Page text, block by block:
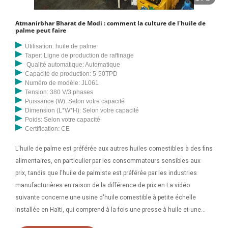
Caractéristiques automatiques de la machine de remplissage d'huile
polie miroir pour un nettoyage et une hygiène faciles 2 un mécanisme
Adopter des composants de renommée mondiale 4 Raffinerie d'huile
comestible à faible bruit, efficace et de haute précision. La raffinerie
d'huile comestible de Tinytech est un chef-d'œuvre pour les huiles et
les huiles. Les graisses. Nous développons des systèmes de
raffinage économiques de conception unique, adaptés et adaptables
à la majorité des masses par rapport à ces systèmes géants et
adaptables. les plus complexes. Plantes Tinytech. N° Gare de
07274, +91 92276 06264
Atmanirbhar Bharat de Modi : comment la culture de l'huile de
palme peut faire
Utilisation: huile de palme
Taper: Ligne de production de raffinage
Qualité automatique: Automatique
Capacité de production: 5-50TPD
Numéro de modèle: JL061
Tension: 380 V/3 phases
Puissance (W): Selon votre capacité
Dimension (L*W*H): Selon votre capacité
Poids: Selon votre capacité
Certification: CE
L'huile de palme est préférée aux autres huiles comestibles à des fins
alimentaires, en particulier par les consommateurs sensibles aux
prix, tandis que l'huile de palmiste est préférée par les industries
manufacturières en raison de la différence de prix en La vidéo
suivante concerne une usine d'huile comestible à petite échelle
installée en Haïti, qui comprend à la fois une presse à huile et une